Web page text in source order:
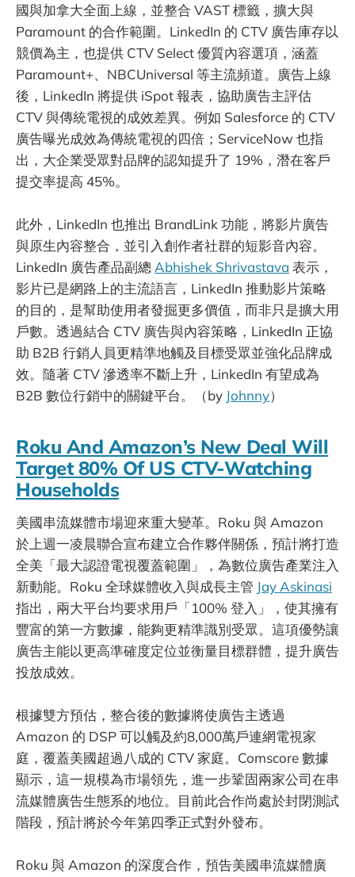
國與加拿大全面上線，並整合 VAST 標籤，擴大與
Paramount 的合作範圍。LinkedIn 的 CTV 廣告庫存以
競價為主，也提供 CTV Select 優質內容選項，涵蓋
Paramount+、NBCUniversal 等主流頻道。廣告上線
後，LinkedIn 將提供 iSpot 報表，協助廣告主評估
CTV 與傳統電視的成效差異。例如 Salesforce 的 CTV
廣告曝光成效為傳統電視的四倍；ServiceNow 也指
出，大企業受眾對品牌的認知提升了 19%，潛在客戶
提交率提高 45%。
此外，LinkedIn 也推出 BrandLink 功能，將影片廣告
與原生內容整合，並引入創作者社群的短影音內容。
LinkedIn 廣告產品副總 Abhishek Shrivastava 表示，
影片已是網路上的主流語言，LinkedIn 推動影片策略
的目的，是幫助使用者發掘更多價值，而非只是擴大用
戶數。透過結合 CTV 廣告與內容策略，LinkedIn 正協
助 B2B 行銷人員更精準地觸及目標受眾並強化品牌成
效。隨著 CTV 滲透率不斷上升，LinkedIn 有望成為
B2B 數位行銷中的關鍵平台。（by Johnny）
Roku And Amazon’s New Deal Will
Target 80% Of US CTV-Watching
Households
美國串流媒體市場迎來重大變革。Roku 與 Amazon
於上週一凌晨聯合宣布建立合作夥伴關係，預計將打造
全美「最大認證電視覆蓋範圍」，為數位廣告產業注入
新動能。Roku 全球媒體收入與成長主管 Jay Askinasi
指出，兩大平台均要求用戶「100% 登入」，使其擁有
豐富的第一方數據，能夠更精準識別受眾。這項優勢讓
廣告主能以更高準確度定位並衡量目標群體，提升廣告
投放成效。
根據雙方預估，整合後的數據將使廣告主透過
Amazon 的 DSP 可以觸及約8,000萬戶連網電視家
庭，覆蓋美國超過八成的 CTV 家庭。Comscore 數據
顯示，這一規模為市場領先，進一步鞏固兩家公司在串
流媒體廣告生態系的地位。目前此合作尚處於封閉測試
階段，預計將於今年第四季正式對外發布。
Roku 與 Amazon 的深度合作，預告美國串流媒體廣